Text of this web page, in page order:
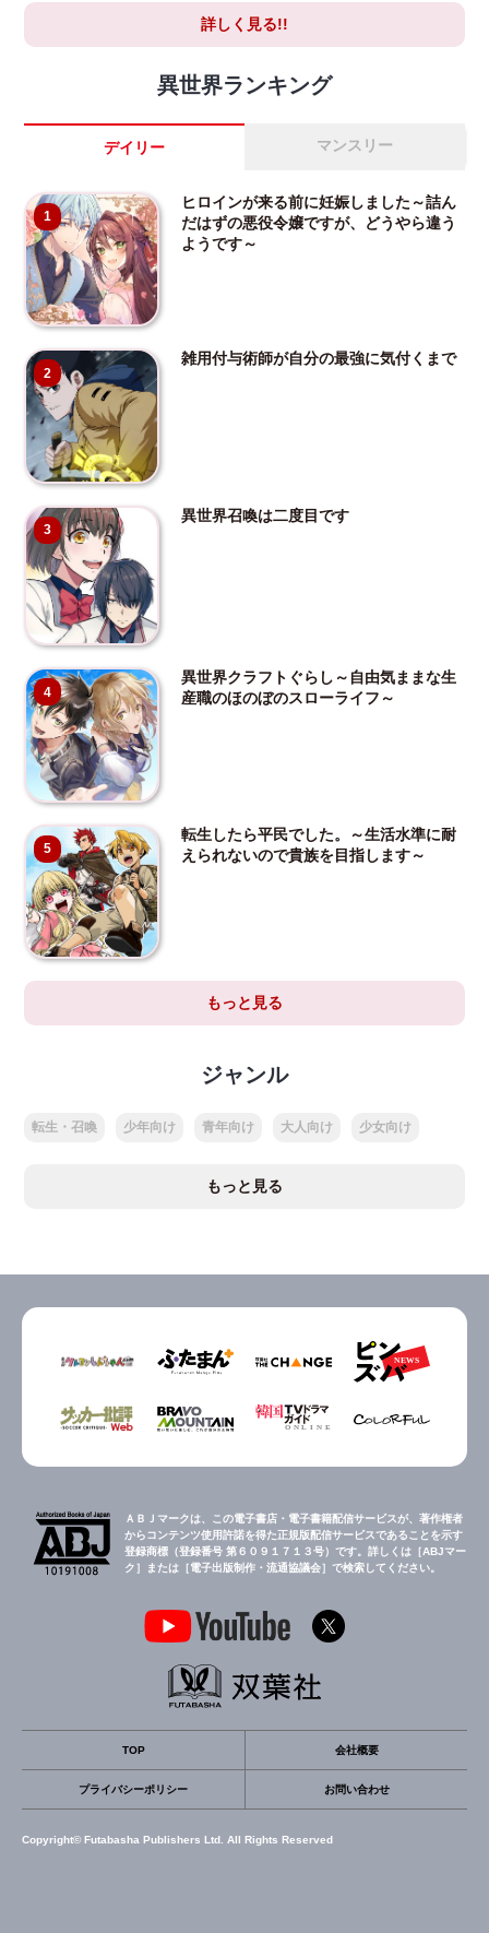
詳しく見る!!
異世界ランキング
デイリー マンスリー
1
ヒロインが来る前に妊娠しました～詰ん
だはずの悪役令嬢ですが、どうやら違う
ようです～
2
雑用付与術師が自分の最強に気付くまで
3
異世界召喚は二度目です
4
異世界クラフトぐらし～自由気ままな生
産職のほのぼのスローライフ～
5
転生したら平民でした。～生活水準に耐
えられないので貴族を目指します～
もっと見る
ジャンル
転生・召喚 少年向け 青年向け 大人向け 少女向け
もっと見る
ＡＢＪマークは、この電子書店・電子書籍配信サービスが、著作権者
からコンテンツ使用許諾を得た正規版配信サービスであることを示す
登録商標（登録番号 第６０９１７１３号）です。詳しくは［ABJマー
ク］または［電子出版制作・流通協議会］で検索してください。
TOP 会社概要
プライバシーポリシー お問い合わせ
Copyright© Futabasha Publishers Ltd. All Rights Reserved